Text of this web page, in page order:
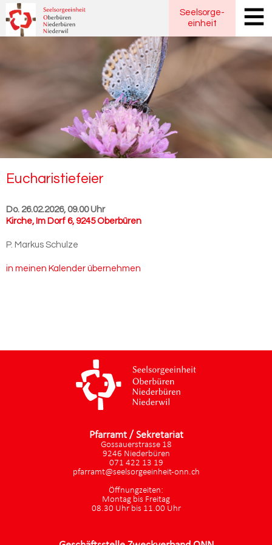
Seelsorge-
einheit
Eu­cha­ris­tie­fei­er
Do. 26.02.2026, 09.00 Uhr
Kirche, Im Dorf 6, 9245 Oberbüren
P. Markus Schulze
in meinen Kalender übernehmen
Pfarramt / Sekretariat
Gossauerstrasse 18
9246 Niederbüren
071 422 13 19
pfarramt@seelsorgeeinheit-onn.ch
Öffnungzeiten:
Montag bis Freitag
08.30 Uhr bis 11.00 Uhr